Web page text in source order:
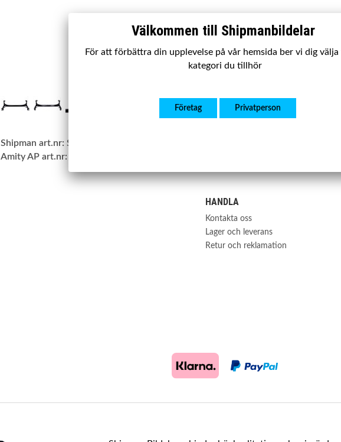
Tyvärr ingår inte
Till butikens startsida »
Shipman art.nr: SBBAN405
Amity AP art.nr:
HANDLA
Kontakta oss
Lager och leverans
Retur och reklamation
Välkommen till Shipmanbildelar
För att förbättra din upplevelse på vår hemsida ber vi dig välja
kategori du tillhör
Företag Privatperson